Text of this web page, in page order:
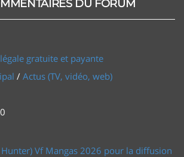
DU FORUM
gratuite et payante
/ Actus (TV, vidéo, web)
Vf Mangas 2026 pour la diffusion